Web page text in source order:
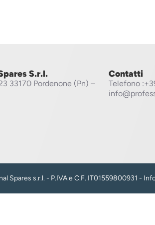
S.r.l.
33170 Pordenone (Pn) –
Contatti
Telefono
Spares s.r.l. - P.IVA e C.F. IT01559800931 -